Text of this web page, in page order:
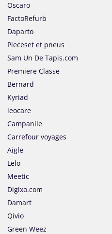
Oscaro
FactoRefurb
Daparto
Pieceset et pneus
Sam Un De Tapis.com
Premiere Classe
Bernard
Kyriad
leocare
Campanile
Carrefour voyages
Aigle
Lelo
Meetic
Digixo.com
Damart
Qivio
Green Weez